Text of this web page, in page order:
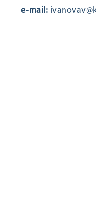
e-mail: